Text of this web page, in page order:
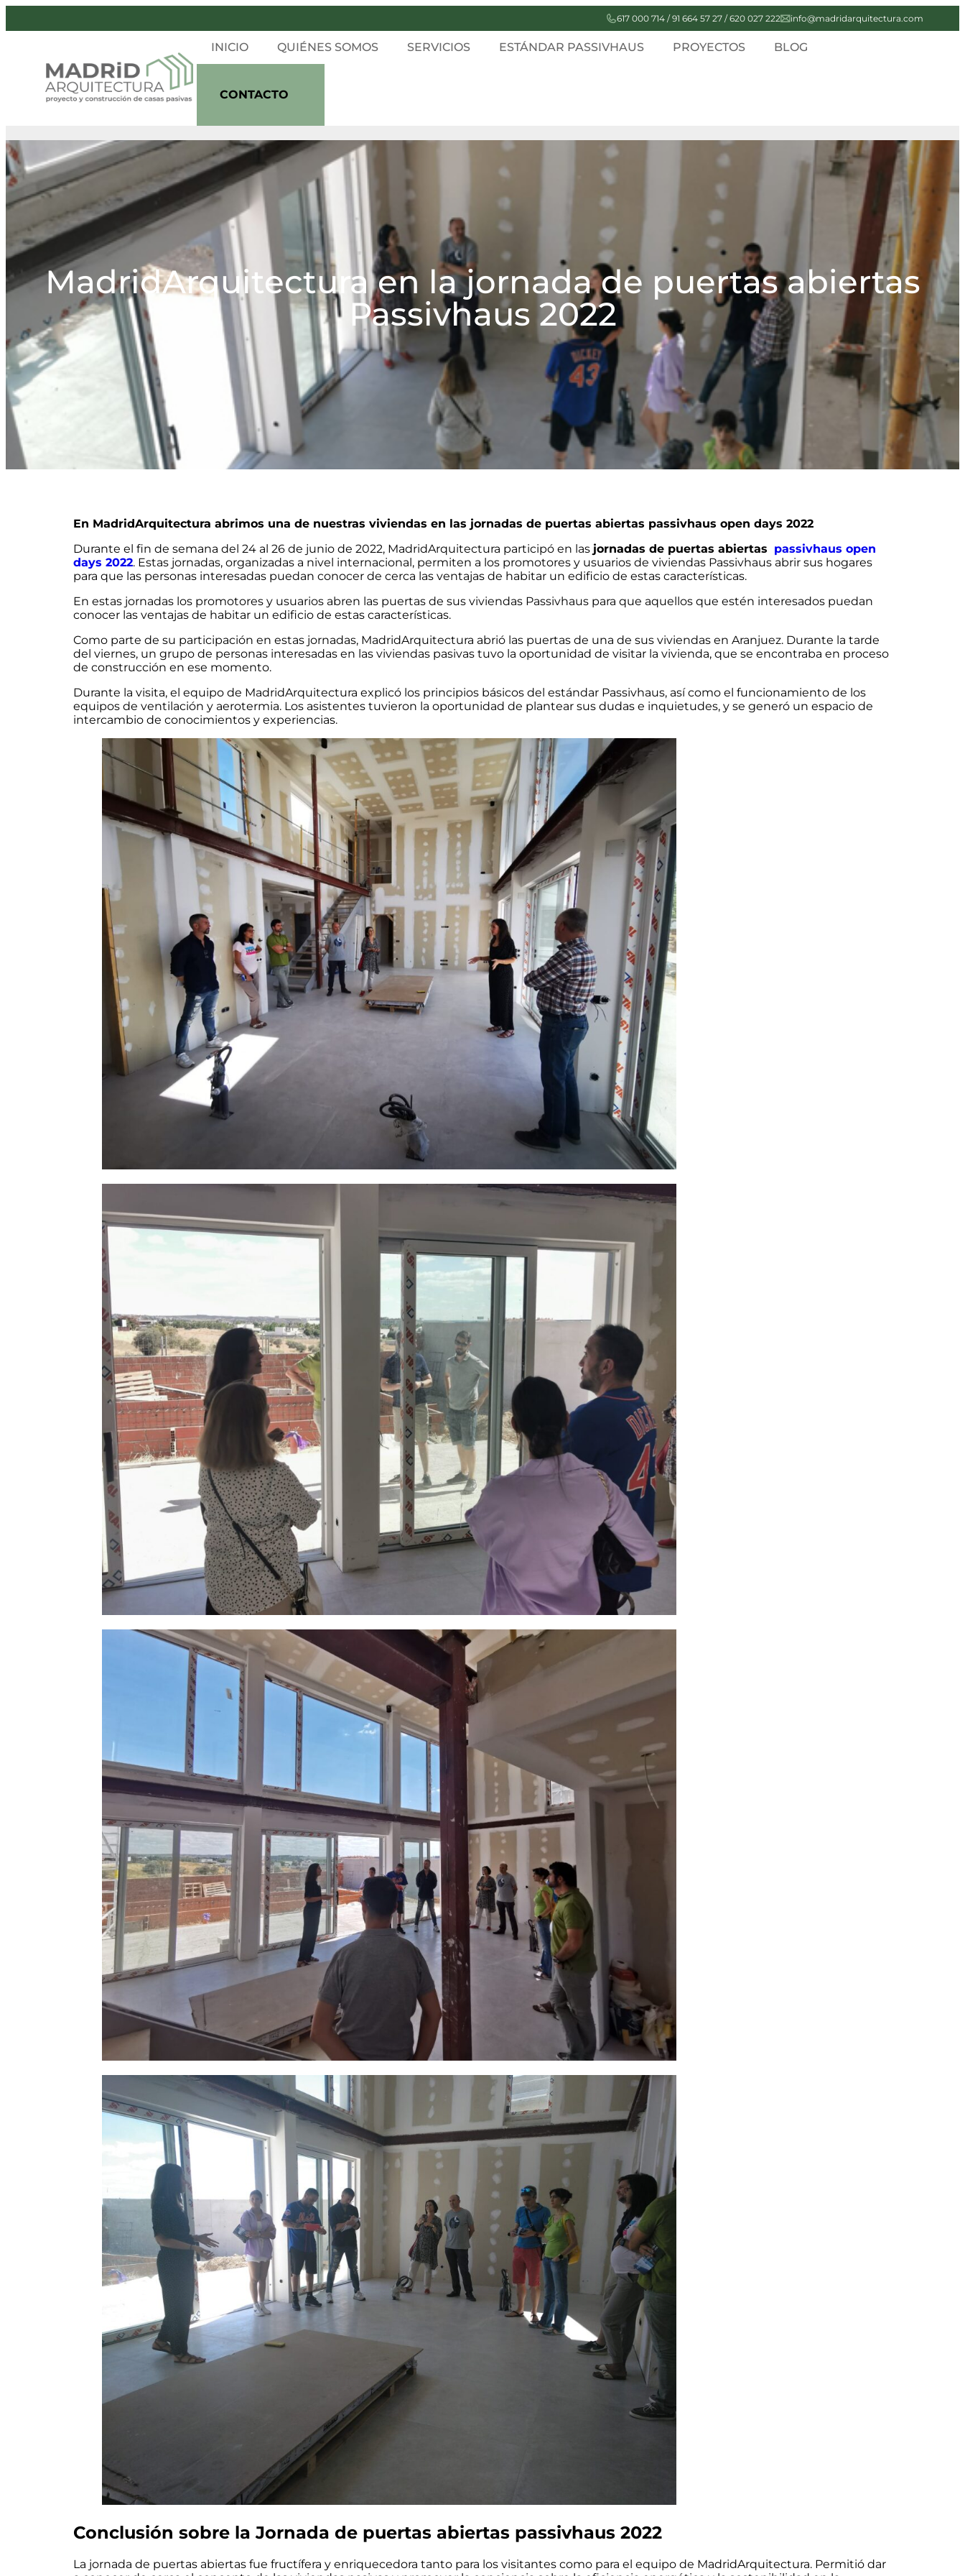
info@madridarquitectura.com
617 000 714 / 91 664 57 27 / 620 027 222
INICIO QUIÉNES SOMOS SERVICIOS ESTÁNDAR PASSIVHAUS PROYECTOS BLOG
CONTACTO
MadridArquitectura en la jornada de puertas abiertas
Passivhaus 2022
En MadridArquitectura abrimos una de nuestras viviendas en las jornadas de puertas abiertas passivhaus open days 2022
Durante el fin de semana del 24 al 26 de junio de 2022, MadridArquitectura participó en las jornadas de puertas abiertas passivhaus open
days 2022. Estas jornadas, organizadas a nivel internacional, permiten a los promotores y usuarios de viviendas Passivhaus abrir sus hogares
para que las personas interesadas puedan conocer de cerca las ventajas de habitar un edificio de estas características.
En estas jornadas los promotores y usuarios abren las puertas de sus viviendas Passivhaus para que aquellos que estén interesados puedan
conocer las ventajas de habitar un edificio de estas características.
Como parte de su participación en estas jornadas, MadridArquitectura abrió las puertas de una de sus viviendas en Aranjuez. Durante la tarde
del viernes, un grupo de personas interesadas en las viviendas pasivas tuvo la oportunidad de visitar la vivienda, que se encontraba en proceso
de construcción en ese momento.
Durante la visita, el equipo de MadridArquitectura explicó los principios básicos del estándar Passivhaus, así como el funcionamiento de los
equipos de ventilación y aerotermia. Los asistentes tuvieron la oportunidad de plantear sus dudas e inquietudes, y se generó un espacio de
intercambio de conocimientos y experiencias.
Conclusión sobre la Jornada de puertas abiertas passivhaus 2022
La jornada de puertas abiertas fue fructífera y enriquecedora tanto para los visitantes como para el equipo de MadridArquitectura. Permitió dar